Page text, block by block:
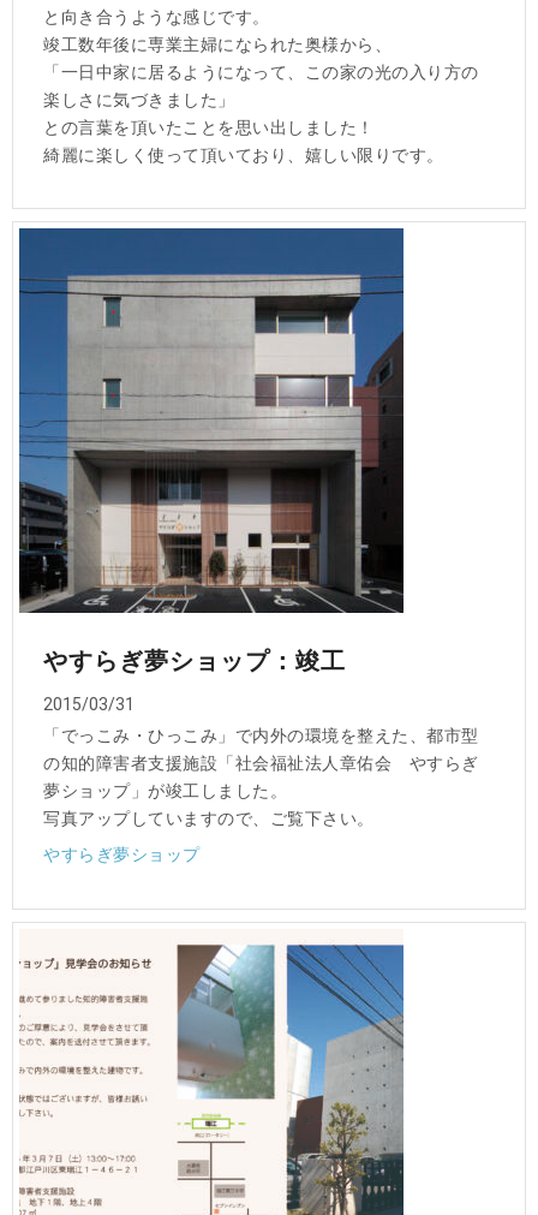
と向き合うような感じです。
竣工数年後に専業主婦になられた奥様から、
「一日中家に居るようになって、この家の光の入り方の
楽しさに気づきました」
との言葉を頂いたことを思い出しました！
綺麗に楽しく使って頂いており、嬉しい限りです。
やすらぎ夢ショップ：竣工
2015/03/31
「でっこみ・ひっこみ」で内外の環境を整えた、都市型
の知的障害者支援施設「社会福祉法人章佑会 やすらぎ
夢ショップ」が竣工しました。
写真アップしていますので、ご覧下さい。
やすらぎ夢ショップ